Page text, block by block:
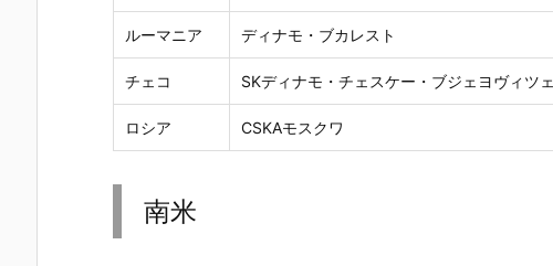
ルーマニア ディナモ・ブカレスト
チェコ SKディナモ・チェスケー・ブジェヨヴィツェ
ロシア CSKAモスクワ
南米